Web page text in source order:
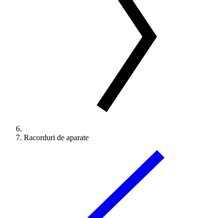
Racorduri de aparate